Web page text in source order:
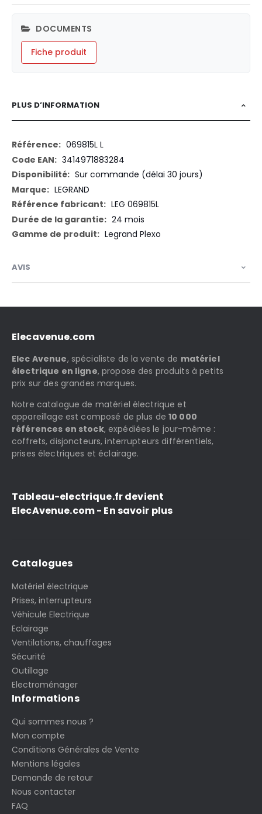
DOCUMENTS
Fiche produit
PLUS D’INFORMATION
Plus
d’information
069815L L
3414971883284
Sur commande (délai 30 jours)
LEGRAND
LEG 069815L
24 mois
Legrand Plexo
AVIS
Elecavenue.com
Elec Avenue, spécialiste de la vente de matériel
électrique en ligne, propose des produits à petits
prix sur des grandes marques.
Notre catalogue de matériel électrique et
appareillage est composé de plus de10 000
références en stock, expédiées le jour-même :
coffrets, disjoncteurs, interrupteurs différentiels,
prises électriques et éclairage.
Tableau-electrique.fr devient
ElecAvenue.com - En savoir plus
Catalogues
Matériel électrique
Prises, interrupteurs
Véhicule Electrique
Eclairage
Ventilations, chauffages
Sécurité
Outillage
Electroménager
Informations
Qui sommes nous ?
Mon compte
Conditions Générales de Vente
Mentions légales
Demande de retour
Nous contacter
FAQ